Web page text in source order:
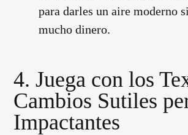
para darles un aire moderno
mucho dinero.
4. Juega con los
Cambios Sutiles
Impactantes